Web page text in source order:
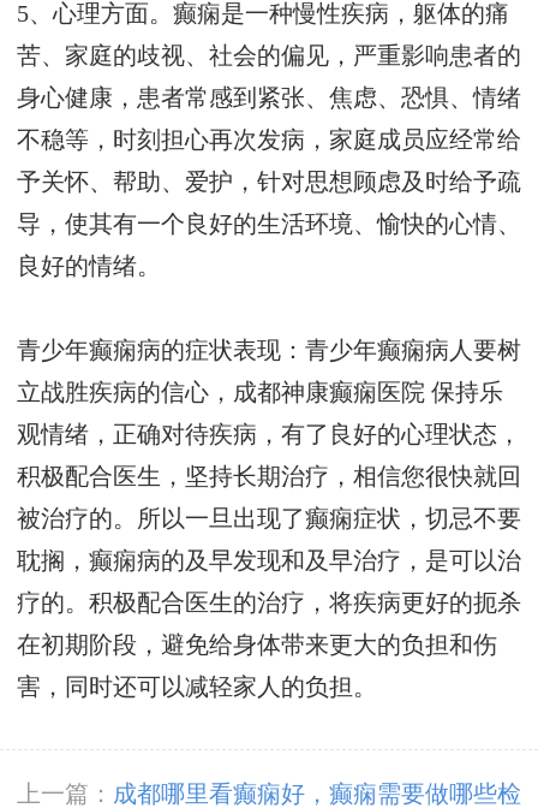
5、心理方面。癫痫是一种慢性疾病，躯体的痛
苦、家庭的歧视、社会的偏见，严重影响患者的
身心健康，患者常感到紧张、焦虑、恐惧、情绪
不稳等，时刻担心再次发病，家庭成员应经常给
予关怀、帮助、爱护，针对思想顾虑及时给予疏
导，使其有一个良好的生活环境、愉快的心情、
良好的情绪。
青少年癫痫病的症状表现：青少年癫痫病人要树
立战胜疾病的信心， 成都神康癫痫医院 保持乐
观情绪，正确对待疾病，有了良好的心理状态，
积极配合医生，坚持长期治疗，相信您很快就回
被治疗的。所以一旦出现了癫痫症状，切忌不要
耽搁，癫痫病的及早发现和及早治疗，是可以治
疗的。积极配合医生的治疗，将疾病更好的扼杀
在初期阶段，避免给身体带来更大的负担和伤
害，同时还可以减轻家人的负担。
上一篇： 成都哪里看癫痫好，癫痫需要做哪些检